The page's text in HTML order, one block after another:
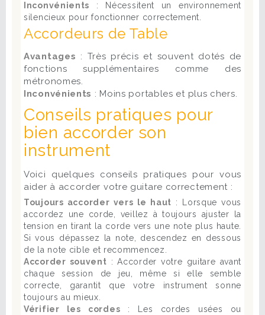
Inconvénients : Nécessitent un environnement
silencieux pour fonctionner correctement.
Accordeurs de Table
Avantages : Très précis et souvent dotés de
fonctions supplémentaires comme des
métronomes.
Inconvénients : Moins portables et plus chers.
Conseils pratiques pour
bien accorder son
instrument
Voici quelques conseils pratiques pour vous
aider à accorder votre guitare correctement :
Toujours accorder vers le haut : Lorsque vous
accordez une corde, veillez à toujours ajuster la
tension en tirant la corde vers une note plus haute.
Si vous dépassez la note, descendez en dessous
de la note cible et recommencez.
Accorder souvent : Accorder votre guitare avant
chaque session de jeu, même si elle semble
correcte, garantit que votre instrument sonne
toujours au mieux.
Vérifier les cordes : Les cordes usées ou